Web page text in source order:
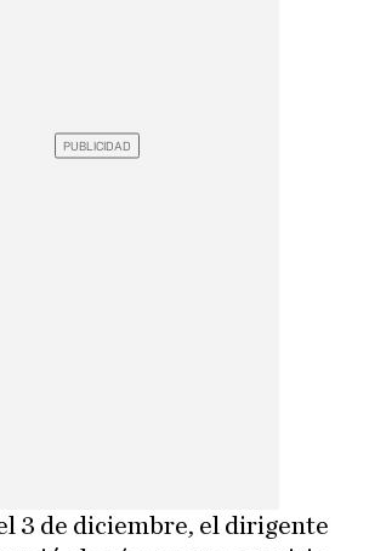
3 de diciembre, el dirigente